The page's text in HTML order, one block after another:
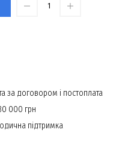
за договором і постоплата
000 грн
підтримка